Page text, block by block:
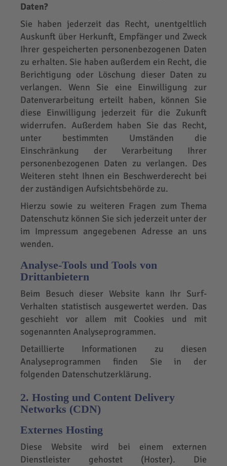
Daten?
Sie haben jederzeit das Recht, unentgeltlich
Auskunft über Herkunft, Empfänger und Zweck
Ihrer gespeicherten personenbezogenen Daten
zu erhalten. Sie haben außerdem ein Recht, die
Berichtigung oder Löschung dieser Daten zu
verlangen. Wenn Sie eine Einwilligung zur
Datenverarbeitung erteilt haben, können Sie
diese Einwilligung jederzeit für die Zukunft
widerrufen. Außerdem haben Sie das Recht,
unter bestimmten Umständen die
Einschränkung der Verarbeitung Ihrer
personenbezogenen Daten zu verlangen. Des
Weiteren steht Ihnen ein Beschwerderecht bei
der zuständigen Aufsichtsbehörde zu.
Hierzu sowie zu weiteren Fragen zum Thema
Datenschutz können Sie sich jederzeit unter der
im Impressum angegebenen Adresse an uns
wenden.
Analyse-Tools und Tools von
Drittanbietern
Beim Besuch dieser Website kann Ihr Surf-
Verhalten statistisch ausgewertet werden. Das
geschieht vor allem mit Cookies und mit
sogenannten Analyseprogrammen.
Detaillierte Informationen zu diesen
Analyseprogrammen finden Sie in der
folgenden Datenschutzerklärung.
2. Hosting und Content Delivery
Networks (CDN)
Externes Hosting
Diese Website wird bei einem externen
Dienstleister gehostet (Hoster). Die